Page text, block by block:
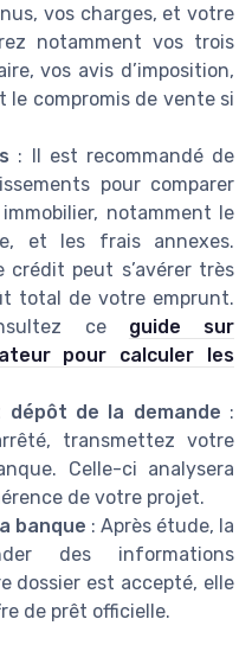
vos charges, et votre
notamment vos trois
vos avis d’imposition,
le compromis de vente si
: Il est recommandé de
pour comparer
notamment le
et les frais annexes.
peut s’avérer très
total de votre emprunt.
ce guide sur
pour calculer les
de la demande :
transmettez votre
Celle-ci analysera
de votre projet.
banque : Après étude, la
des informations
dossier est accepté, elle
de prêt officielle.